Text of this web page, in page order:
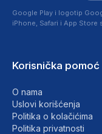
Google Play i logotip
iPhone, Safari i App Store
Korisnička pomoć
O nama
Uslovi korišćenja
Politika o kolačićima
Politika privatnosti